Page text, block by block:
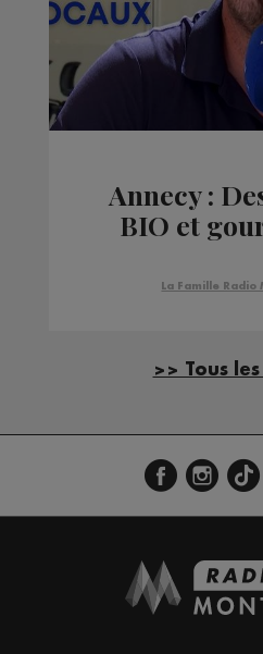
Annecy :
BIO et
La Famille Radio
>> Tous